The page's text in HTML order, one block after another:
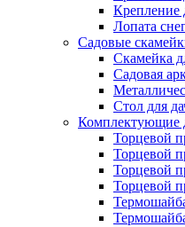
Крепление
Лопата
Садовые
Скамейка
Садовая
Стол для
Комплектующие
Торцевой
Торцевой
Торцевой
Торцевой